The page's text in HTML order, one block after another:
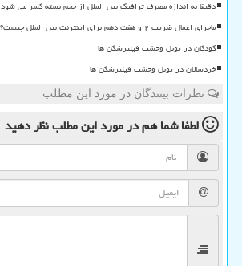
دقیقا به اندازه مصرف ترافیک بین الملل از حجم بسته کسر می شود
ماجرای اعمال ضریب ۲ و هفت دهم برای اینترنت بین الملل چیست؟
کودکان در تونل وحشت فیلترشکن ها
خردسالان در تونل وحشت فیلترشکن ها
نظرات بینندگان در مورد این مطلب
لطفا شما همدر مورد این مطلبنظر دهید